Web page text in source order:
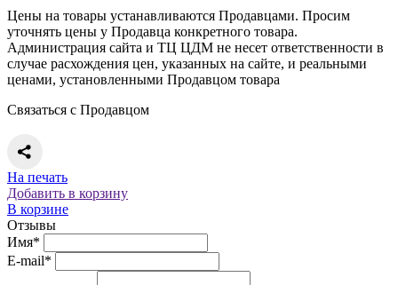
Цены на товары устанавливаются Продавцами. Просим
уточнять цены у Продавца конкретного товара.
Администрация сайта и ТЦ ЦДМ не несет ответственности в
случае расхождения цен, указанных на сайте, и реальными
ценами, установленными Продавцом товара
Связаться с Продавцом
На печать
Добавить в корзину
В корзине
Отзывы
Имя*
E-mail*